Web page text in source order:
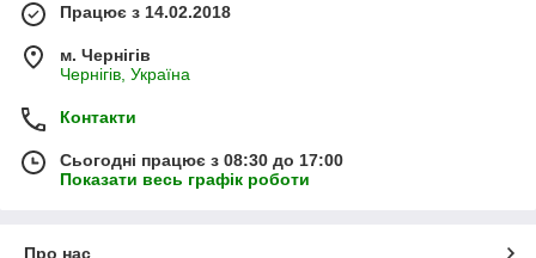
Працює з 14.02.2018
м. Чернігів
Чернігів, Україна
Контакти
Сьогодні працює з 08:30 до 17:00
Показати весь графік роботи
Про нас